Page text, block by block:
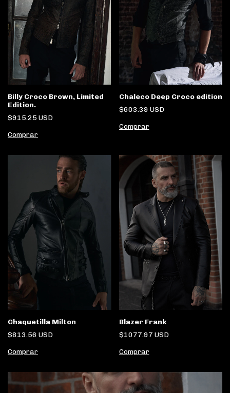
Billy Croco Brown, Limited
Edition.
$915.25 USD
Comprar
Chaleco Deep Croco edition
$603.39 USD
Comprar
Chaquetilla Milton
$813.56 USD
Comprar
Blazer Frank
$1077.97 USD
Comprar